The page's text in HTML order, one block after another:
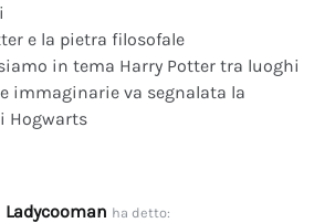
e la pietra filosofale
in tema Harry Potter tra luoghi
immaginarie va segnalata la
Hogwarts
Ladycooman ha detto: